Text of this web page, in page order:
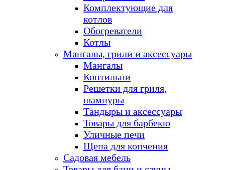
Комплектующие для
котлов
Обогреватели
Котлы
Мангалы, грили и аксессуары
Мангалы
Коптильни
Решетки для гриля,
шампуры
Тандыры и аксессуары
Товары для барбекю
Уличные печи
Щепа для копчения
Садовая мебель